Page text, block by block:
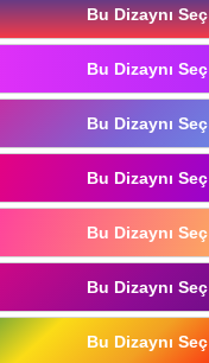
Bu Dizaynı Seç
Bu Dizaynı Seç
Bu Dizaynı Seç
Bu Dizaynı Seç
Bu Dizaynı Seç
Bu Dizaynı Seç
Bu Dizaynı Seç